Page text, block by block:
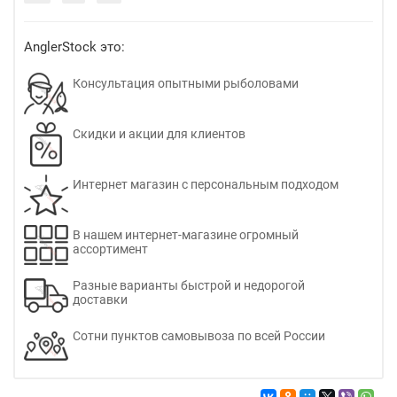
AnglerStock это:
Консультация опытными рыболовами
Скидки и акции для клиентов
Интернет магазин с персональным подходом
В нашем интернет-магазине огромный
ассортимент
Разные варианты быстрой и недорогой
доставки
Сотни пунктов самовывоза по всей России